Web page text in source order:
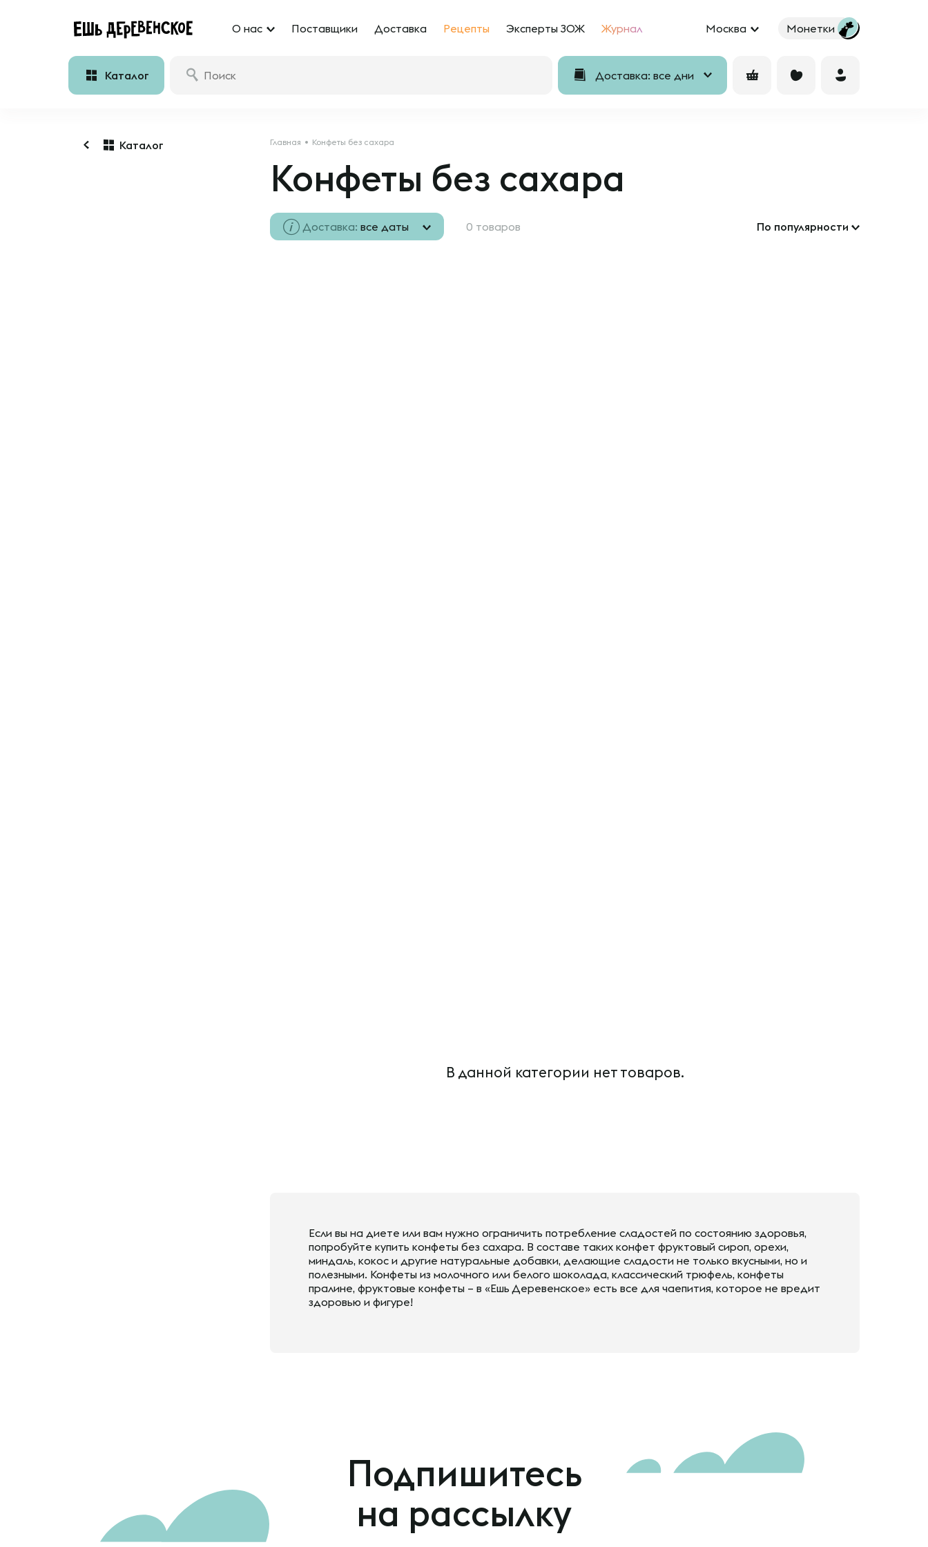
О нас Поставщики Доставка Рецепты Эксперты ЗОЖ Журнал Москва Монетки
Каталог Доставка: все дни
Каталог Главная Конфеты без сахара
Конфеты без сахара
Доставка: все даты 0 товаров По популярности
В данной категории нет товаров.
Если вы на диете или вам нужно ограничить потребление сладостей по состоянию здоровья,
попробуйте купить конфеты без сахара. В составе таких конфет фруктовый сироп, орехи,
миндаль, кокос и другие натуральные добавки, делающие сладости не только вкусными, но и
полезными. Конфеты из молочного или белого шоколада, классический трюфель, конфеты
пралине, фруктовые конфеты – в «Ешь Деревенское» есть все для чаепития, которое не вредит
здоровью и фигуре!
Подпишитесь
на рассылку